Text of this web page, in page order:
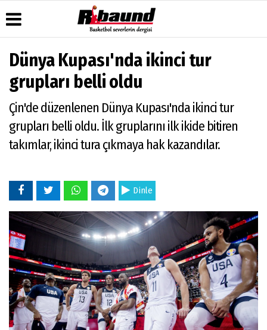
Üye Paneli
Haber
Arşivi
Arşivi
Hava
Durumu
Gazete
Manşetleri
Anketler
Biyografiler
Galeri
Foto
Galeri
Çerez
Gizlilik
İlkeleri
Dünya Kupası'nda ikinci tur
grupları belli oldu
Çin'de düzenlenen Dünya Kupası'nda ikinci tur
grupları belli oldu. İlk gruplarını ilk ikide bitiren
takımlar, ikinci tura çıkmaya hak kazandılar.
Dinle